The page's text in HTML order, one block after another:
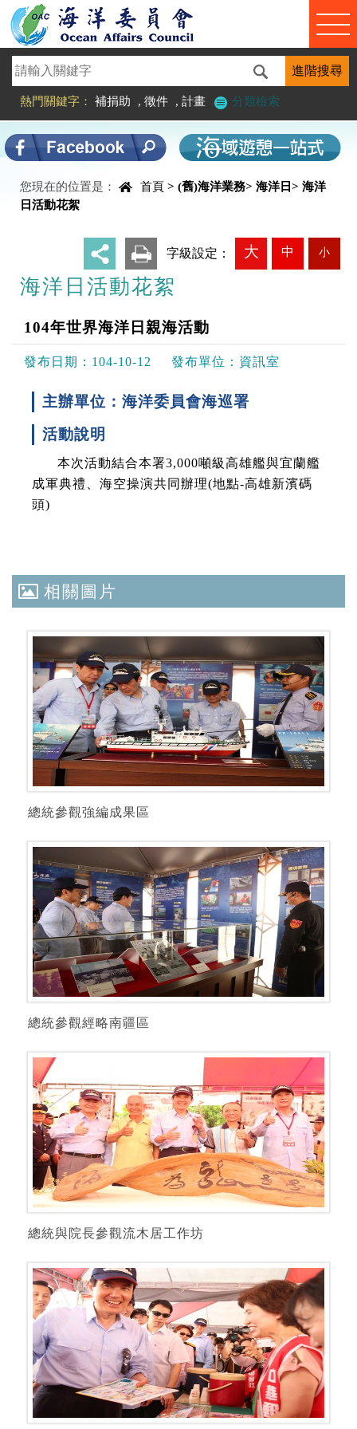
進入內容區塊
熱門關鍵字： 補捐助 , 徵件 , 計畫 分類檢索
您現在的位置是： 首頁 > (舊)海洋業務> 海洋日> 海洋
日活動花絮
字級設定： 大 中 小
海洋日活動花絮
中央內容區塊
104年世界海洋日親海活動
發布日期： 104-10-12 發布單位： 資訊室
主辦單位：海洋委員會海巡署
活動說明
本次活動結合本署3,000噸級高雄艦與宜蘭艦
成軍典禮、海空操演共同辦理(地點-高雄新濱碼
頭)
相關圖片
總統參觀強編成果區
總統參觀經略南疆區
總統與院長參觀流木居工作坊